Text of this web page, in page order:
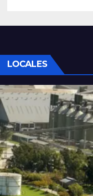
LOCALES